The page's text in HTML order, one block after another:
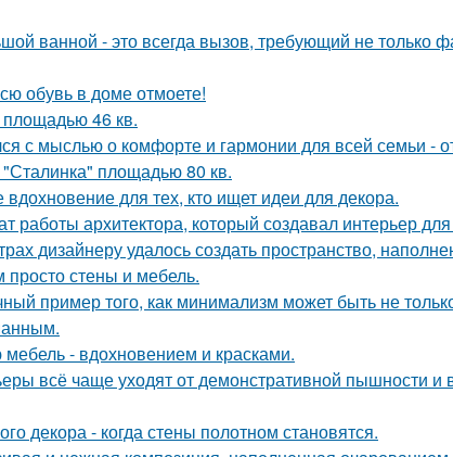
ванной - это всегда вызов, требующий не только
обувь в доме отмоете!
46 кв.
с мыслью о комфорте и гармонии для всей семьи -
"Сталинка" площадью 80 кв.
вдохновение для тех, кто ищет идеи для декора.
работы архитектора, который создавал интерьер
дизайнеру удалось создать пространство,
стены и мебель.
пример того, как минимализм может быть не
- вдохновением и красками.
всё чаще уходят от демонстративной пышности и
декора - когда стены полотном становятся.